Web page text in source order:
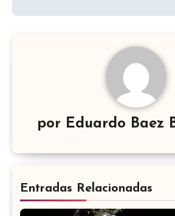
por Eduardo Baez
Entradas Relacionadas